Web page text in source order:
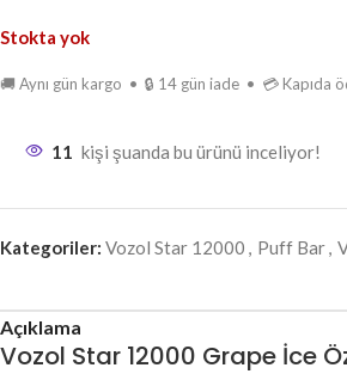
Stokta yok
🚚 Aynı gün kargo • 🔒 14 gün iade • 💳 Kapıda
11 kişi şuanda bu ürünü inceliyor!
Kategoriler: Vozol Star 12000 , Puff Bar,
Açıklama
Vozol Star 12000 Grape İce